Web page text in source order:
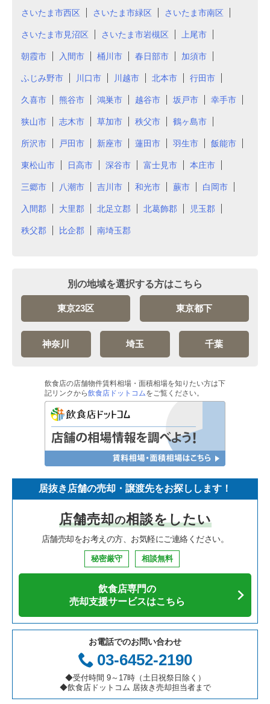
さいたま市西区 さいたま市緑区 さいたま市南区
さいたま市見沼区 さいたま市岩槻区 上尾市
朝霞市 入間市 桶川市 春日部市 加須市
ふじみ野市 川口市 川越市 北本市 行田市
久喜市 熊谷市 鴻巣市 越谷市 坂戸市 幸手市
狭山市 志木市 草加市 秩父市 鶴ヶ島市
所沢市 戸田市 新座市 蓮田市 羽生市 飯能市
東松山市 日高市 深谷市 富士見市 本庄市
三郷市 八潮市 吉川市 和光市 蕨市 白岡市
入間郡 大里郡 北足立郡 北葛飾郡 児玉郡
秩父郡 比企郡 南埼玉郡
別の地域を選択する方はこちら
東京23区 東京都下
神奈川 埼玉 千葉
飲食店の店舗物件賃料相場・面積相場を知りたい方は下
記リンクから飲食店ドットコムをご覧ください。
居抜き店舗の売却・譲渡先をお探しします！
店舗売却の相談をしたい
店舗売却をお考えの方、お気軽にご連絡ください。
秘密厳守 相談無料
飲食店専門の
売却支援サービスはこちら
お電話でのお問い合わせ
03-6452-2190
◆受付時間 9～17時（土日祝祭日除く）
◆飲食店ドットコム 居抜き売却担当者まで